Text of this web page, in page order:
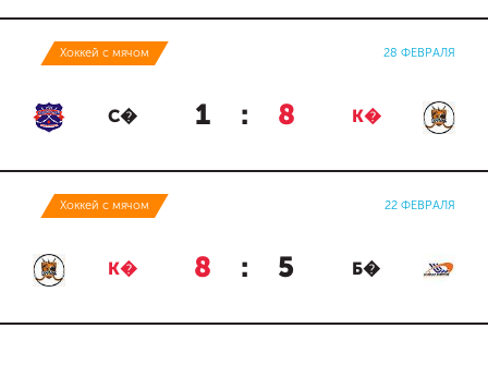
Хоккей с мячом 28 ФЕВРАЛЯ
С� 1 : 8 К�
Хоккей с мячом 22 ФЕВРАЛЯ
К� 8 : 5 Б�